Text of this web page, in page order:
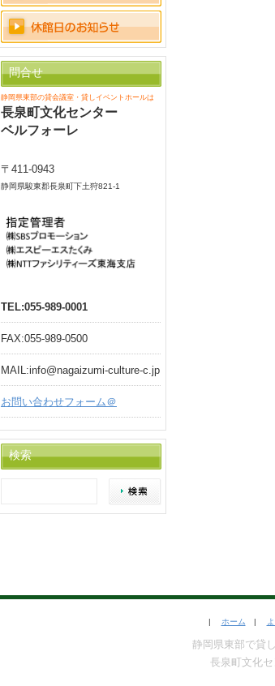
問合せ
静岡県東部の貸会議室・貸しイベントホールは
長泉町文化センター
ベルフォーレ
〒411-0943
静岡県駿東郡長泉町下土狩821-1
TEL:055-989-0001
FAX:055-989-0500
MAIL:info@nagaizumi-culture-c.jp
お問い合わせフォーム＠
検索
| ホーム |
静岡県東部で貸
長泉町文化